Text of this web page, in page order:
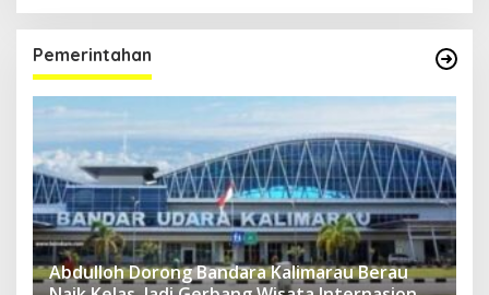
Pemerintahan
Abdulloh Dorong Bandara Kalimarau Berau